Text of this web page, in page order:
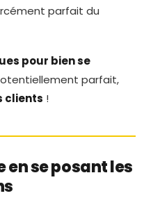
parfait du
pour bien se
parfait,
clients !
se posant les